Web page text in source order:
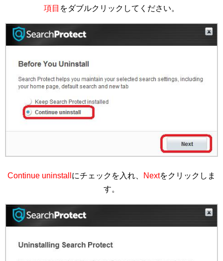
項目 をダブルクリックしてください。
Continue uninstall にチェックを入れ、 Nextをクリックしま
す。